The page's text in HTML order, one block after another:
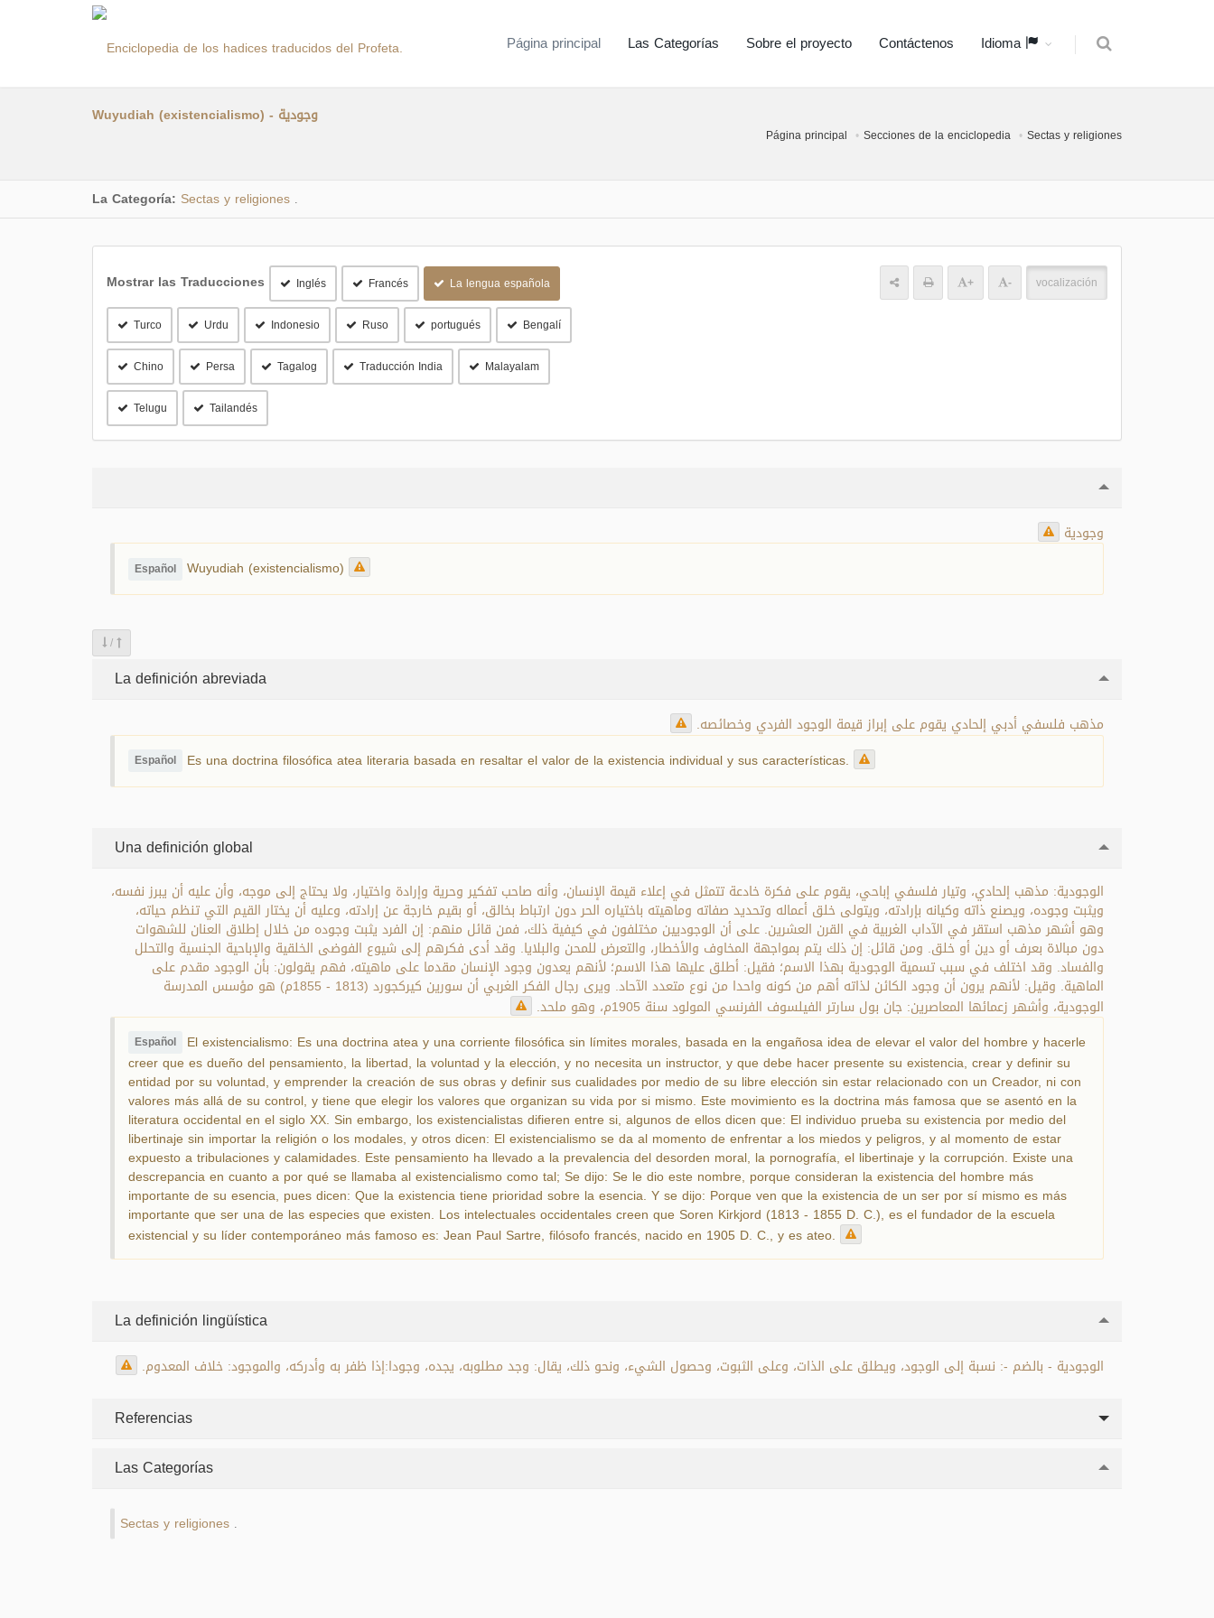
Página principal Las Categorías Sobre el proyecto Contáctenos Idioma
Wuyudiah (existencialismo) - وجودية
Página principal Secciones de la enciclopedia Sectas y religiones
La Categoría: Sectas y religiones
Mostrar las Traducciones Inglés Francés La lengua española
Turco Urdu Indonesio Ruso portugués Bengalí
Chino Persa Tagalog Traducción India Malayalam
Telugu Tailandés
+ - vocalización
وجودية
Español Wuyudiah (existencialismo)
/
La definición abreviada
مذهب فلسفي أدبي إلحادي يقوم على إبراز قيمة الوجود الفردي وخصائصه.
Español Es una doctrina filosófica atea literaria basada en resaltar el valor de la existencia individual y sus características.
Una definición global
الوجودية: مذهب إلحادي، وتيار فلسفي إباحي، يقوم على فكرة خادعة تتمثل في إعلاء قيمة الإنسان، وأنه صاحب تفكير وحرية وإرادة واختيار، ولا يحتاج إلى موجه، وأن عليه أن يبرز نفسه،
ويثبت وجوده، ويصنع ذاته وكيانه بإرادته، ويتولى خلق أعماله وتحديد صفاته وماهيته باختياره الحر دون ارتباط بخالق، أو بقيم خارجة عن إرادته، وعليه أن يختار القيم التي تنظم حياته،
وهو أشهر مذهب استقر في الآداب الغربية في القرن العشرين. على أن الوجوديين مختلفون في كيفية ذلك، فمن قائل منهم: إن الفرد يثبت وجوده من خلال إطلاق العنان للشهوات
دون مبالاة بعرف أو دين أو خلق. ومن قائل: إن ذلك يتم بمواجهة المخاوف والأخطار، والتعرض للمحن والبلايا. وقد أدى فكرهم إلى شيوع الفوضى الخلقية والإباحية الجنسية والتحلل
والفساد. وقد اختلف في سبب تسمية الوجودية بهذا الاسم؛ فقيل: أطلق عليها هذا الاسم؛ لأنهم يعدون وجود الإنسان مقدما على ماهيته، فهم يقولون: بأن الوجود مقدم على
الماهية. وقيل: لأنهم يرون أن وجود الكائن لذاته أهم من كونه واحدا من نوع متعدد الآحاد. ويرى رجال الفكر الغربي أن سورين كيركجورد (1813 - 1855م) هو مؤسس المدرسة
الوجودية، وأشهر زعمائها المعاصرين: جان بول سارتر الفيلسوف الفرنسي المولود سنة 1905م، وهو ملحد.
Español El existencialismo: Es una doctrina atea y una corriente filosófica sin límites morales, basada en la engañosa idea de elevar el valor del hombre y hacerle
creer que es dueño del pensamiento, la libertad, la voluntad y la elección, y no necesita un instructor, y que debe hacer presente su existencia, crear y definir su
entidad por su voluntad, y emprender la creación de sus obras y definir sus cualidades por medio de su libre elección sin estar relacionado con un Creador, ni con
valores más allá de su control, y tiene que elegir los valores que organizan su vida por si mismo. Este movimiento es la doctrina más famosa que se asentó en la
literatura occidental en el siglo XX. Sin embargo, los existencialistas difieren entre si, algunos de ellos dicen que: El individuo prueba su existencia por medio del
libertinaje sin importar la religión o los modales, y otros dicen: El existencialismo se da al momento de enfrentar a los miedos y peligros, y al momento de estar
expuesto a tribulaciones y calamidades. Este pensamiento ha llevado a la prevalencia del desorden moral, la pornografía, el libertinaje y la corrupción. Existe una
descrepancia en cuanto a por qué se llamaba al existencialismo como tal; Se dijo: Se le dio este nombre, porque consideran la existencia del hombre más
importante de su esencia, pues dicen: Que la existencia tiene prioridad sobre la esencia. Y se dijo: Porque ven que la existencia de un ser por sí mismo es más
importante que ser una de las especies que existen. Los intelectuales occidentales creen que Soren Kirkjord (1813 - 1855 D. C.), es el fundador de la escuela
existencial y su líder contemporáneo más famoso es: Jean Paul Sartre, filósofo francés, nacido en 1905 D. C., y es ateo.
La definición lingüística
الوجودية - بالضم -: نسبة إلى الوجود، ويطلق على الذات، وعلى الثبوت، وحصول الشيء، ونحو ذلك، يقال: وجد مطلوبه، يجده، وجودا:إذا ظفر به وأدركه، والموجود: خلاف المعدوم.
Referencias
Las Categorías
Sectas y religiones